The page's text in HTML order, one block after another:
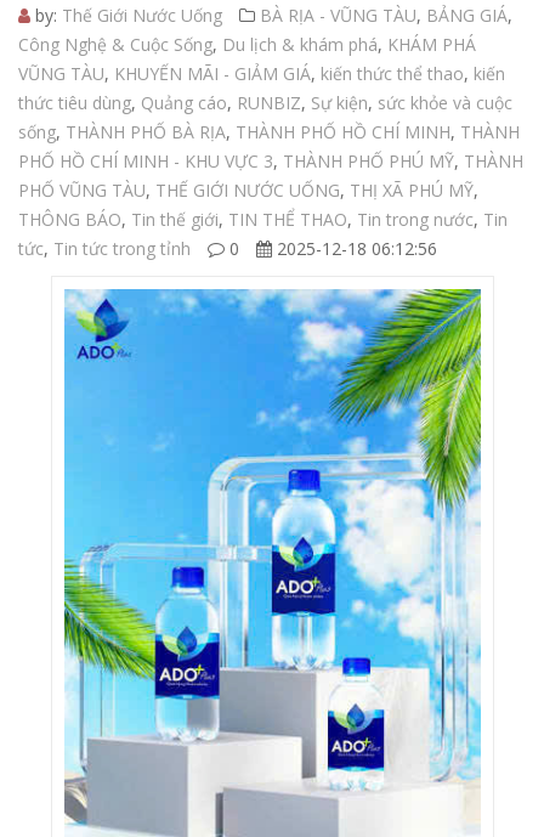
by: Thế Giới Nước Uống BÀ RỊA - VŨNG TÀU, BẢNG GIÁ,
Công Nghệ & Cuộc Sống, Du lịch & khám phá, KHÁM PHÁ
VŨNG TÀU, KHUYẾN MÃI - GIẢM GIÁ, kiến thức thể thao, kiến
thức tiêu dùng, Quảng cáo, RUNBIZ, Sự kiện, sức khỏe và cuộc
sống, THÀNH PHỐ BÀ RỊA, THÀNH PHỐ HỒ CHÍ MINH, THÀNH
PHỐ HỒ CHÍ MINH - KHU VỰC 3, THÀNH PHỐ PHÚ MỸ, THÀNH
PHỐ VŨNG TÀU, THẾ GIỚI NƯỚC UỐNG, THỊ XÃ PHÚ MỸ,
THÔNG BÁO, Tin thế giới, TIN THỂ THAO, Tin trong nước, Tin
tức, Tin tức trong tỉnh 0 2025-12-18 06:12:56